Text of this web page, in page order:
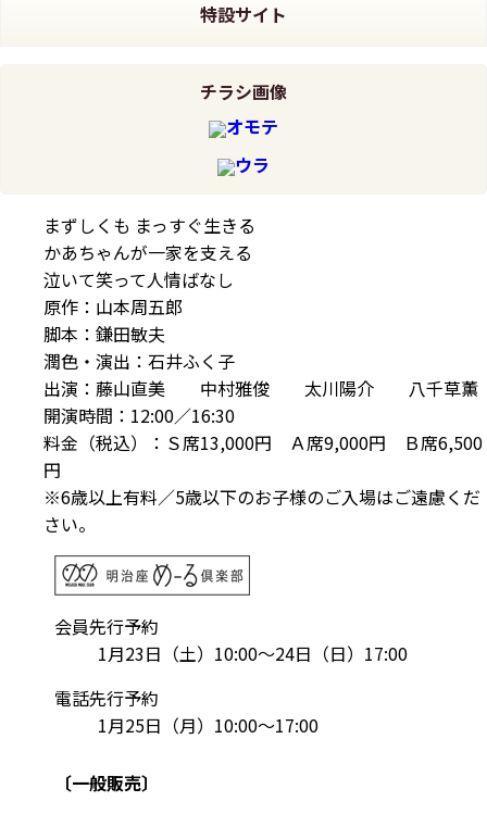
特設サイト
チラシ画像
オモテ
ウラ
まずしくも まっすぐ生きる
かあちゃんが一家を支える
泣いて笑って人情ばなし
原作：山本周五郎
脚本：鎌田敏夫
潤色・演出：石井ふく子
出演：藤山直美 中村雅俊 太川陽介 八千草薫
開演時間：12:00／16:30
料金（税込）：Ｓ席13,000円 Ａ席9,000円 Ｂ席6,500
円
※6歳以上有料／5歳以下のお子様のご入場はご遠慮くだ
さい。
会員先行予約
1月23日（土）10:00～24日（日）17:00
電話先行予約
1月25日（月）10:00～17:00
〔一般販売〕